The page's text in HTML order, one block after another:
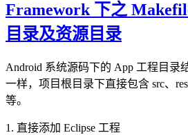
Framework 下之
目录及资源目录
Android 系统源码下的 App 工程目录
一样，项目根目录下直接包含 src、
等。
1. 直接添加 Eclipse 工程